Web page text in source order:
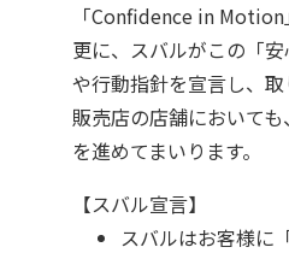
「Confidence in
更に、スバルがこの「
や行動指針を宣言し、取
販売店の店舗において
を進めてまいります。
【スバル宣言】
スバルはお客様に